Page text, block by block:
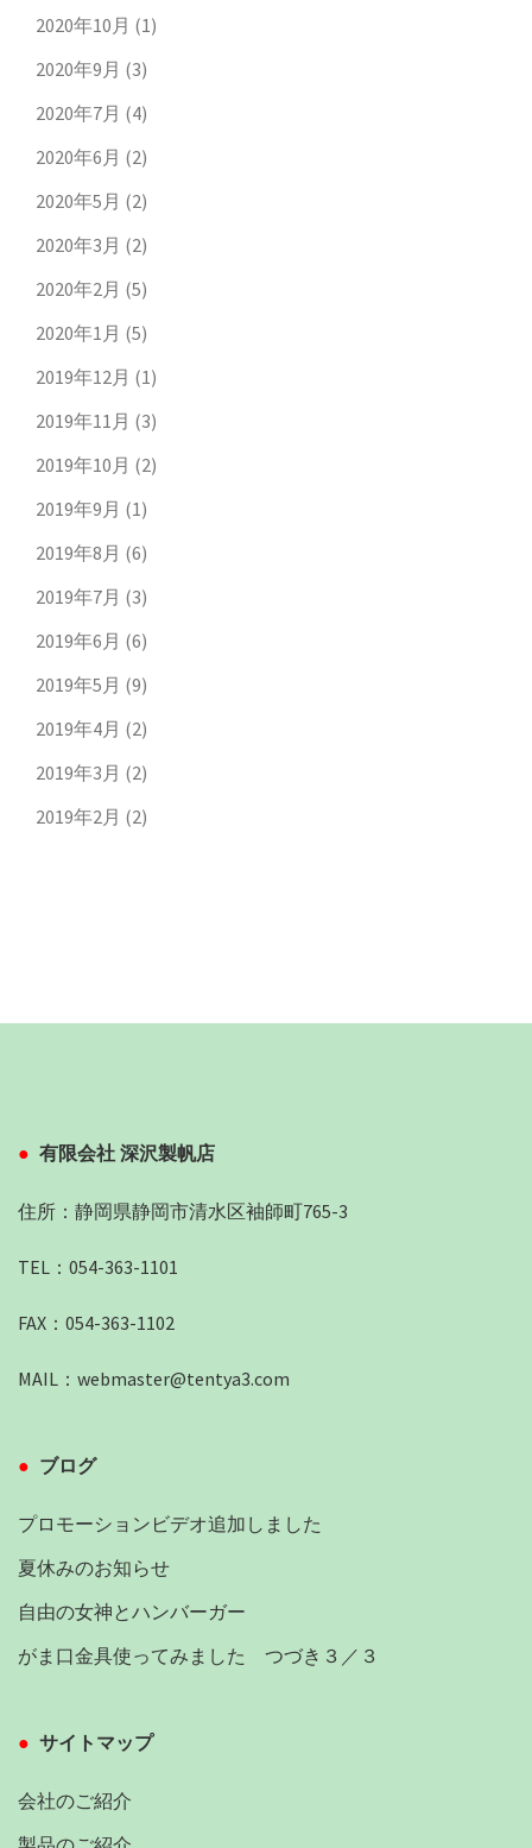
2020年10月 (1)
2020年9月 (3)
2020年7月 (4)
2020年6月 (2)
2020年5月 (2)
2020年3月 (2)
2020年2月 (5)
2020年1月 (5)
2019年12月 (1)
2019年11月 (3)
2019年10月 (2)
2019年9月 (1)
2019年8月 (6)
2019年7月 (3)
2019年6月 (6)
2019年5月 (9)
2019年4月 (2)
2019年3月 (2)
2019年2月 (2)
有限会社 深沢製帆店
住所：静岡県静岡市清水区袖師町765-3
TEL：054-363-1101
FAX：054-363-1102
MAIL： webmaster@tentya3.com
ブログ
プロモーションビデオ追加しました
夏休みのお知らせ
自由の女神とハンバーガー
がま口金具使ってみました つづき３／３
サイトマップ
会社のご紹介